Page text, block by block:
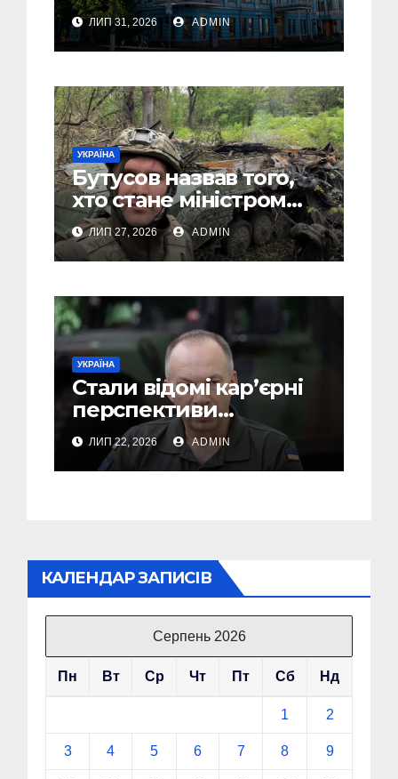
Дніпра, зелені парки
та місця з особливою
атмосферою
ЛИП 31, 2026 ADMIN
УКРАЇНА
Бутусов назвав того,
хто стане міністром
оборони України, і
пояснив, чому інакше
не може бути
ЛИП 27, 2026 ADMIN
УКРАЇНА
Стали відомі кар’єрні
перспективи
Сирського після
звільнення з посади
Головкому ВСУ
ЛИП 22, 2026 ADMIN
КАЛЕНДАР ЗАПИСІВ
Серпень 2026
Пн Вт Ср Чт Пт Сб Нд
1 2
3 4 5 6 7 8 9